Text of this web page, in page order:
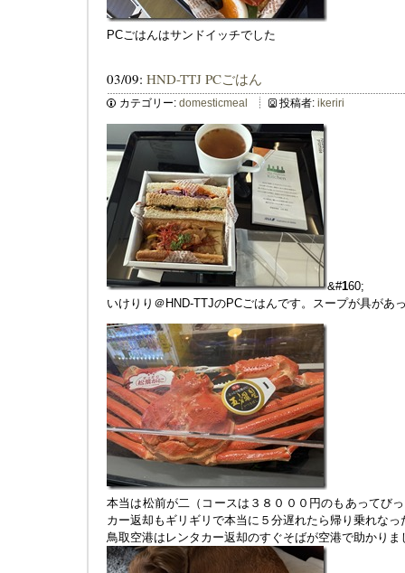
PCごはんはサンドイッチでした
03/09: HND-TTJ PCごはん
カテゴリー: domesticmeal 投稿者: ikeriri
&#160;
いけりり＠HND-TTJのPCごはんです。スープが具があ
本当は松前が二（コースは３８０００円のもあってび
カー返却もギリギリで本当に５分遅れたら帰り乗れなっ
鳥取空港はレンタカー返却のすぐそばが空港で助かりま